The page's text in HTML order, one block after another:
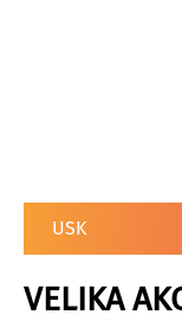
USK
VELIKA